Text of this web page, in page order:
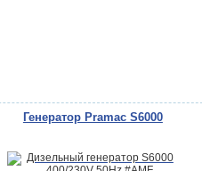
Генератор Pramac S6000